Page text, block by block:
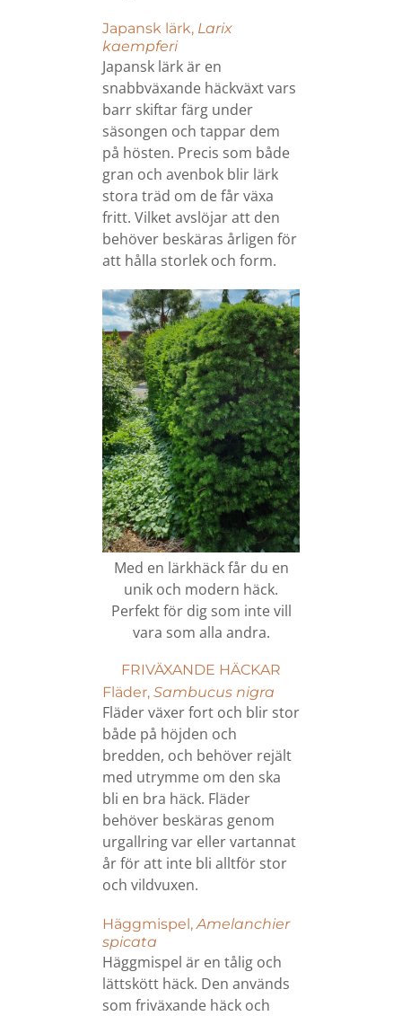
Japansk lärk, Larix
kaempferi
Japansk lärk är en
snabbväxande häckväxt vars
barr skiftar färg under
säsongen och tappar dem
på hösten. Precis som både
gran och avenbok blir lärk
stora träd om de får växa
fritt. Vilket avslöjar att den
behöver beskäras årligen för
att hålla storlek och form.
Med en lärkhäck får du en
unik och modern häck.
Perfekt för dig som inte vill
vara som alla andra.
FRIVÄXANDE HÄCKAR
Fläder, Sambucus nigra
Fläder växer fort och blir stor
både på höjden och
bredden, och behöver rejält
med utrymme om den ska
bli en bra häck. Fläder
behöver beskäras genom
urgallring var eller vartannat
år för att inte bli alltför stor
och vildvuxen.
Häggmispel,Amelanchier
spicata
Häggmispel är en tålig och
lättskött häck. Den används
som friväxande häck och